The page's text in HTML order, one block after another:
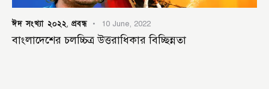
ঈদ সংখ্যা ২০২২,প্রবন্ধ 10 June, 2022
বাংলাদেশের চলচ্চিত্র উত্তরাধিকার বিচ্ছিন্নতা